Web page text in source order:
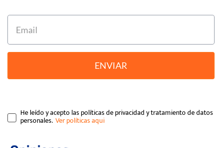
ENVIAR
He leído y acepto las políticas de privacidad y tratamiento de datos
personales.